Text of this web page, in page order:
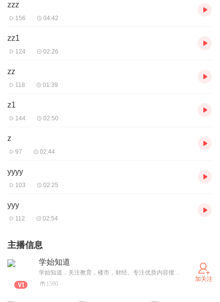
zzz
156 04:42
zz1
124 02:26
zz
118 01:39
z1
144 02:50
z
97 02:44
yyyy
103 02:25
yyy
112 02:54
主播信息
学始知道
学始知道，关注教育，楼市，财经。专注优质内容搜集，挖掘，整理，分享，
1590
加关注